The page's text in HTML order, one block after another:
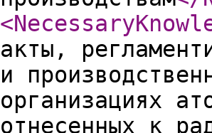
акты,
и
организациях
отнесенных к